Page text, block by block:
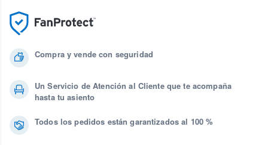
Compra y vende con seguridad
Un Servicio de Atención al Cliente que te acompaña
hasta tu asiento
Todos los pedidos están garantizados al 100 %